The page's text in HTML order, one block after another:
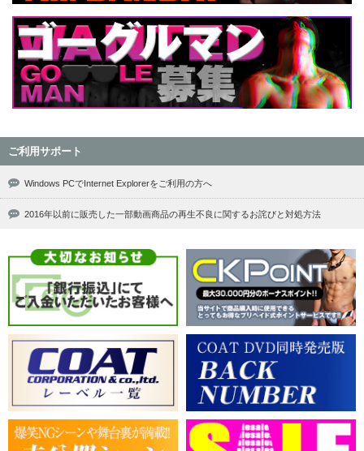
ご利用サポート
Windows PCでInternet Explorerをご利用の方へ
2016年以前に販売した一部動画商品の再生不良に関するお詫びと対処方法